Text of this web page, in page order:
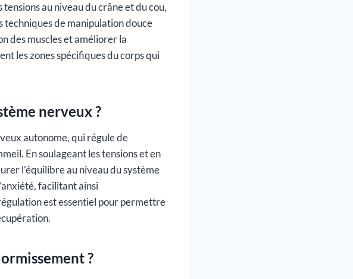
au niveau du crâne et du cou,
techniques de manipulation douce
des muscles et améliorer la
les zones spécifiques du corps qui
nerveux ?
autonome, qui régule de
En soulageant les tensions et en
l’équilibre au niveau du système
facilitant ainsi
est essentiel pour permettre
?